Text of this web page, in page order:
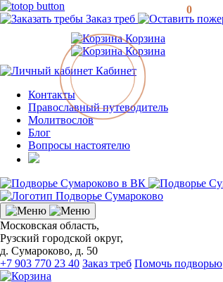
Заказ треб
Корзина
Корзина
0
Кабинет
Контакты
Православный путеводитель
Молитвослов
Блог
Вопросы настоятелю
Московская область,
Рузский городской округ,
д. Сумароково, д. 50
+7 903 770 23 40 Заказ треб Помочь подворью